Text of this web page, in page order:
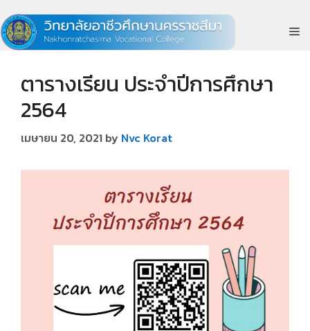
to
content
ตารางเรียน ประจำปีการศึกษา
2564
เมษายน 20, 2021 by Nvc Korat